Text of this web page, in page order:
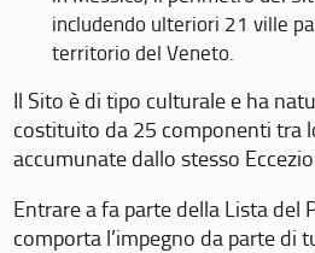
includendo ulteriori 21 ville
territorio del Veneto.
Il Sito è di tipo culturale e ha
costituito da 25 componenti tra
accumunate dallo stesso
Entrare a fa parte della Lista del
comporta l’impegno da parte di